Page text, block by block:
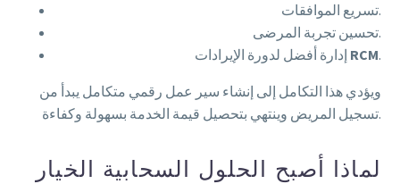
تسريع الموافقات.
تحسين تجربة المرضى.
RCM.
ويؤدي هذا التكامل إلى إنشاء سير عمل رقمي متكامل يبدأ من
تسجيل المريض وينتهي بتحصيل قيمة الخدمة بسهولة وكفاءة.
لماذا أصبح الحلول السحابية الخيار